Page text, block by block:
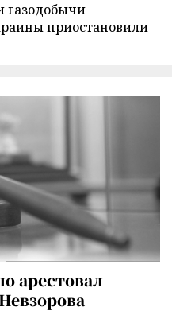
газодобычи
приостановили
арестовал